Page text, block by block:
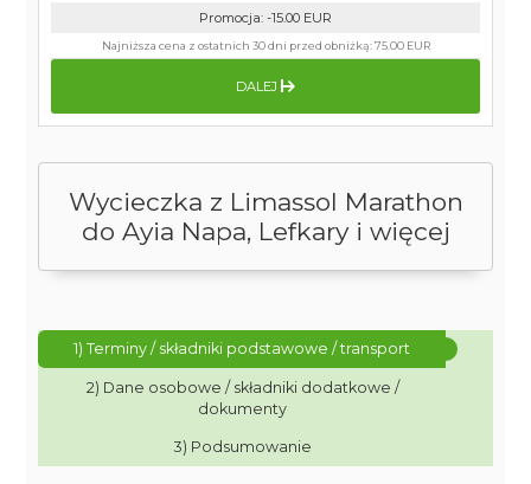
Wycieczka z Limassol Marathon
do Ayia Napa, Lefkary i więcej
1) Terminy / składniki podstawowe / transport
2) Dane osobowe / składniki dodatkowe /
dokumenty
3) Podsumowanie
Promocja: -15.00 EUR
Najniższa cena z ostatnich 30 dni przed obniżką:75.00 EUR
DALEJ